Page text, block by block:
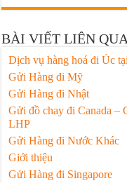
BÀI VIẾT LIÊN
Dịch vụ hàng hoá đi Úc
Gửi Hàng đi Mỹ
Gửi Hàng đi Nhật
Gửi đồ chay đi Canada –
LHP
Gửi Hàng đi Nước Khác
Giới thiệu
Gửi Hàng đi Singapore